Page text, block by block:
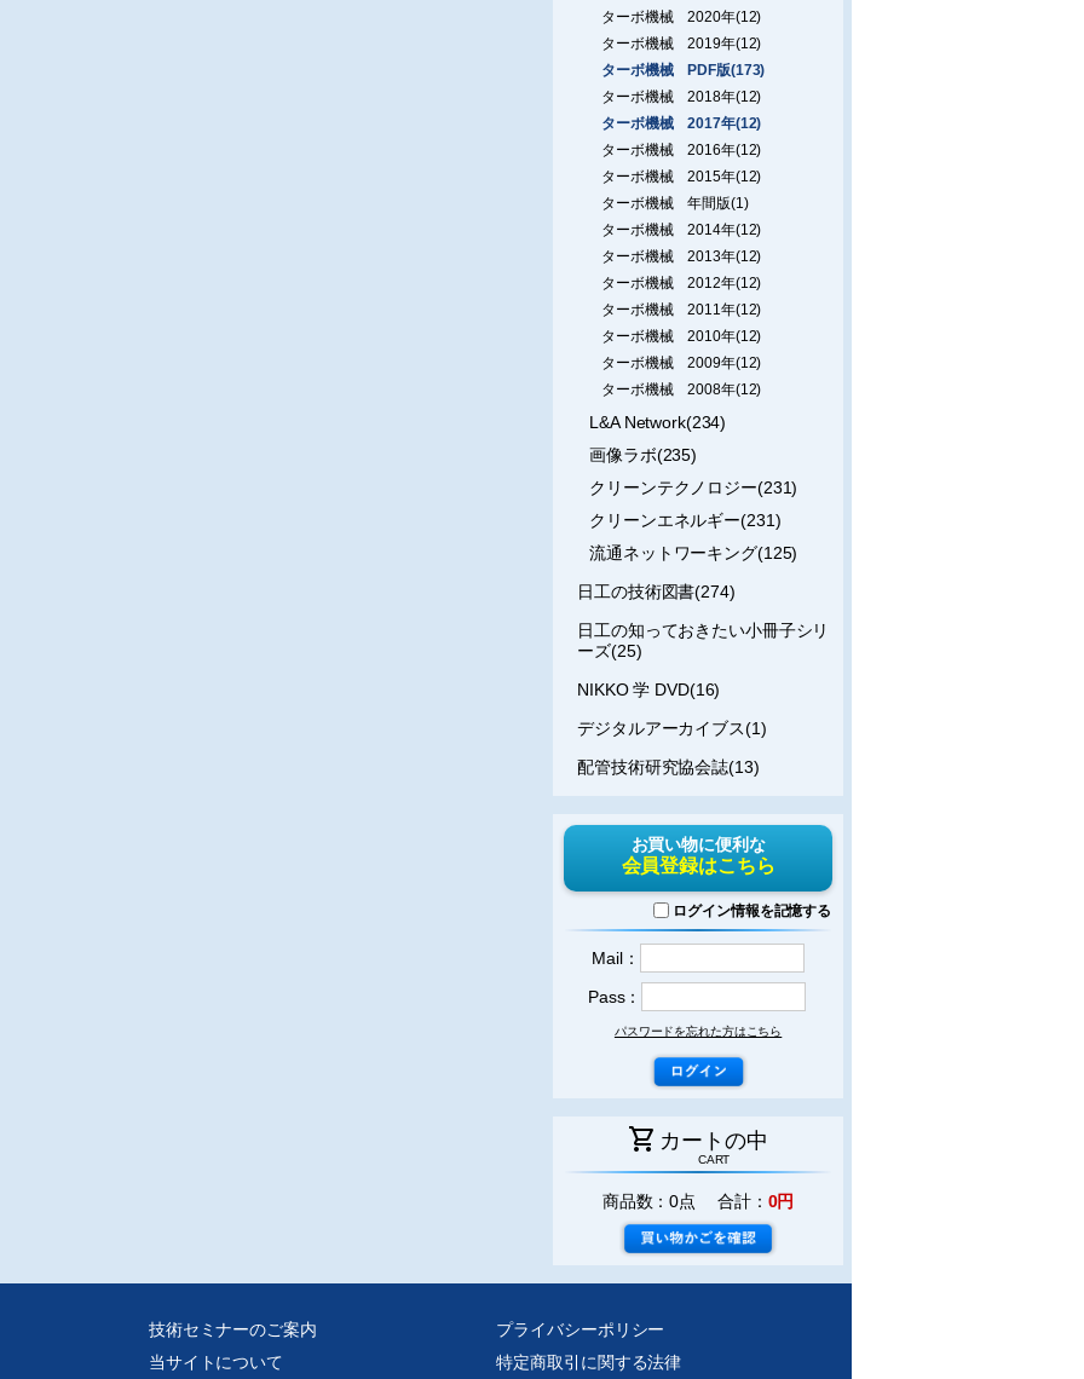
ターボ機械 2020年(12)
ターボ機械 2019年(12)
ターボ機械 PDF版(173)
ターボ機械 2018年(12)
ターボ機械 2017年(12)
ターボ機械 2016年(12)
ターボ機械 2015年(12)
ターボ機械 年間版(1)
ターボ機械 2014年(12)
ターボ機械 2013年(12)
ターボ機械 2012年(12)
ターボ機械 2011年(12)
ターボ機械 2010年(12)
ターボ機械 2009年(12)
ターボ機械 2008年(12)
L&A Network(234)
画像ラボ(235)
クリーンテクノロジー(231)
クリーンエネルギー(231)
流通ネットワーキング(125)
日工の技術図書(274)
日工の知っておきたい小冊子シリ
ーズ(25)
NIKKO 学 DVD(16)
デジタルアーカイブス(1)
配管技術研究協会誌(13)
お買い物に便利な
会員登録はこちら
ログイン情報を記憶する
Mail：
Pass：
パスワードを忘れた方はこちら
shopping_cart カートの中
CART
商品数：0点 合計： 0円
技術セミナーのご案内
当サイトについて
プライバシーポリシー
特定商取引に関する法律